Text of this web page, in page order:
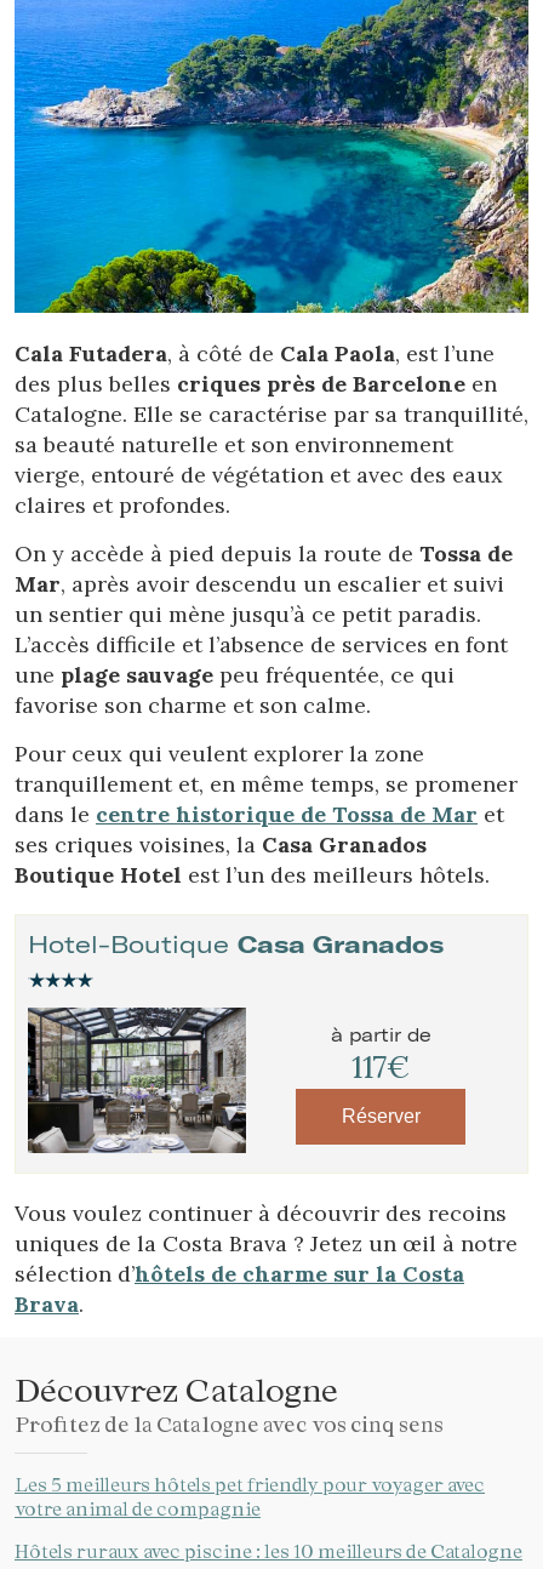
Cala Futadera, à côté de Cala Paola, est l’une
des plus belles criques près de Barcelone en
Catalogne. Elle se caractérise par sa tranquillité,
sa beauté naturelle et son environnement
vierge, entouré de végétation et avec des eaux
claires et profondes.
On y accède à pied depuis la route de Tossa de
Mar, après avoir descendu un escalier et suivi
un sentier qui mène jusqu’à ce petit paradis.
L’accès difficile et l’absence de services en font
une plage sauvage peu fréquentée, ce qui
favorise son charme et son calme.
Pour ceux qui veulent explorer la zone
tranquillement et, en même temps, se promener
dans le centre historique de Tossa de Mar et
ses criques voisines, la Casa Granados
Boutique Hotel est l’un des meilleurs hôtels.
Hotel-Boutique Casa Granados
à partir de
117€
Réserver
Vous voulez continuer à découvrir des recoins
uniques de la Costa Brava ? Jetez un œil à notre
sélection d’hôtels de charme sur la Costa
Brava.
Découvrez Catalogne
Profitez de la Catalogne avec vos cinq sens
Les 5 meilleurs hôtels pet friendly pour voyager avec
votre animal de compagnie
Hôtels ruraux avec piscine : les 10 meilleurs de Catalogne